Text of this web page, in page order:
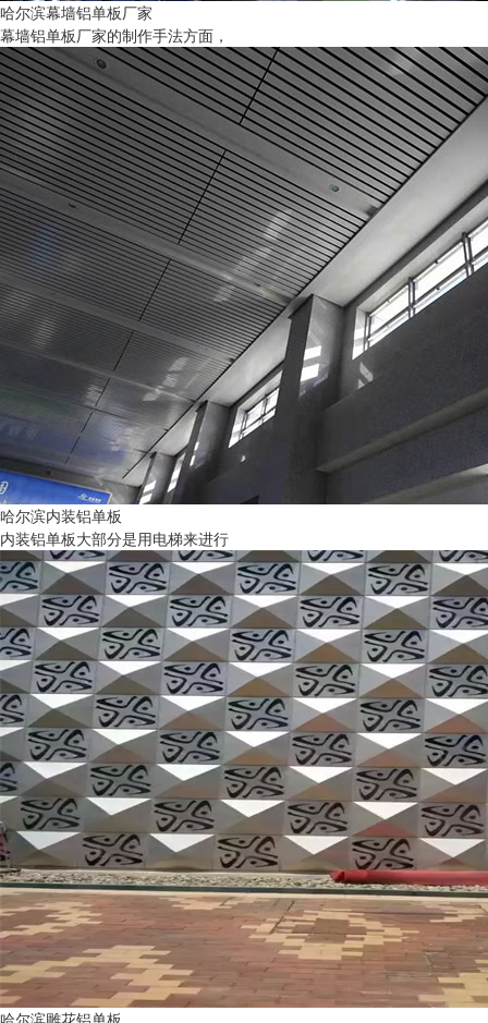
哈尔滨幕墙铝单板厂家
幕墙铝单板厂家的制作手法方面，
哈尔滨内装铝单板
内装铝单板大部分是用电梯来进行
哈尔滨雕花铝单板